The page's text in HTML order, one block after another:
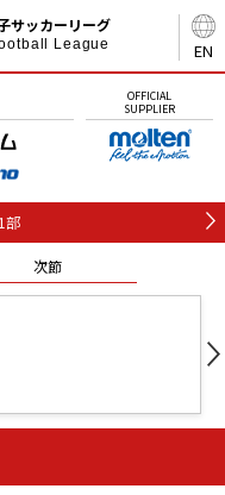
EN
サッカーリーグ
League
OFFICIAL
SUPPLIER
部
次節
石人の星